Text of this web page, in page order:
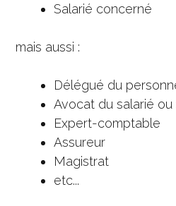
Salarié concerné
mais aussi :
Délégué du
Avocat du salarié
Expert-comptable
Assureur
Magistrat
etc...